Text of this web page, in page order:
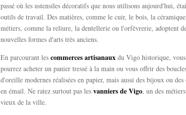
passé où les ustensiles décoratifs que nous utilisons aujourd'hui,
outils de travail. Des matières, comme le cuir, le bois, la
métiers, comme la reliure, la dentellerie ou l'orfèvrerie, adoptent
nouvelles formes d'arts très anciens.
En parcourant les commerces artisanaux du Vigo historique, vous
pourrez acheter un panier tressé à la main ou vous offrir des
d'oreille modernes réalisées en papier, mais aussi des bijoux ou des
en émail. Ne ratez surtout pas les vanniers de Vigo, un des
vieux de la ville.